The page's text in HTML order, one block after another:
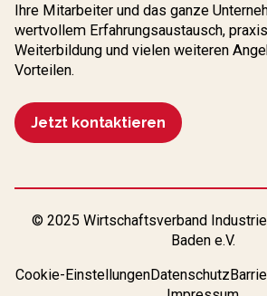
Ihre Mitarbeiter und das ganze
wertvollem Erfahrungs­austausch,
Weiterbildung und vielen weiteren
Vorteilen.
Jetzt kontaktieren
© 2025 Wirtschaftsverband
Baden e.V.
Cookie-EinstellungenDatenschutz